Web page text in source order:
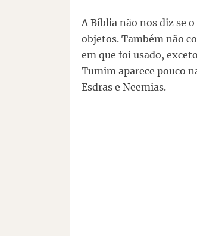
A Bíblia não nos diz se
objetos. Também não
em que foi usado,
Tumim aparece pouco
Esdras e Neemias.